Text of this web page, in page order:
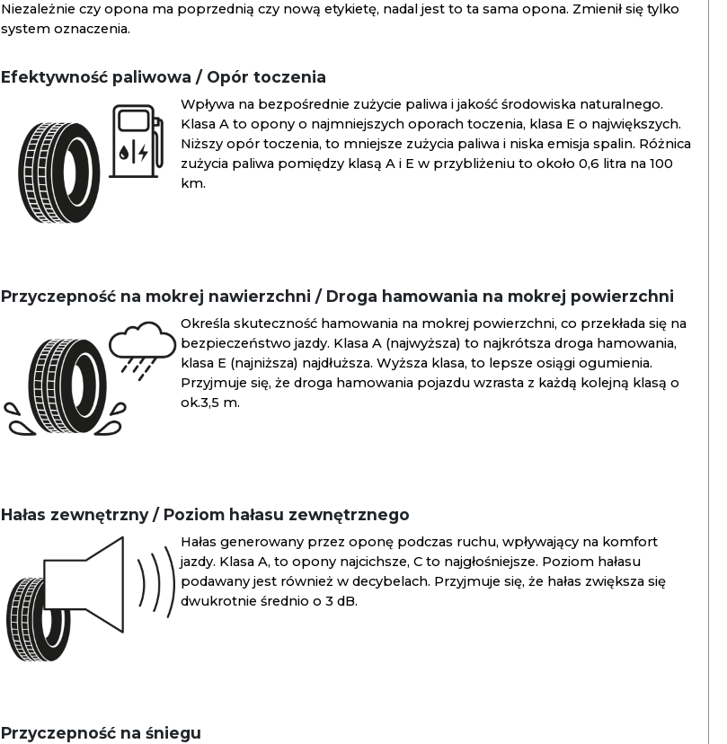
Niezależnie czy opona ma poprzednią czy nową etykietę, nadal jest to ta sama opona. Zmienił się tylko
system oznaczenia.
Efektywność paliwowa / Opór toczenia
Wpływa na bezpośrednie zużycie paliwa i jakość środowiska naturalnego.
Klasa A to opony o najmniejszych oporach toczenia, klasa E o największych.
Niższy opór toczenia, to mniejsze zużycia paliwa i niska emisja spalin. Różnica
zużycia paliwa pomiędzy klasą A i E w przybliżeniu to około 0,6 litra na 100
km.
Przyczepność na mokrej nawierzchni / Droga hamowania na mokrej powierzchni
Określa skuteczność hamowania na mokrej powierzchni, co przekłada się na
bezpieczeństwo jazdy. Klasa A (najwyższa) to najkrótsza droga hamowania,
klasa E (najniższa) najdłuższa. Wyższa klasa, to lepsze osiągi ogumienia.
Przyjmuje się, że droga hamowania pojazdu wzrasta z każdą kolejną klasą o
ok.3,5 m.
Hałas zewnętrzny / Poziom hałasu zewnętrznego
Hałas generowany przez oponę podczas ruchu, wpływający na komfort
jazdy. Klasa A, to opony najcichsze, C to najgłośniejsze. Poziom hałasu
podawany jest również w decybelach. Przyjmuje się, że hałas zwiększa się
dwukrotnie średnio o 3 dB.
Przyczepność na śniegu